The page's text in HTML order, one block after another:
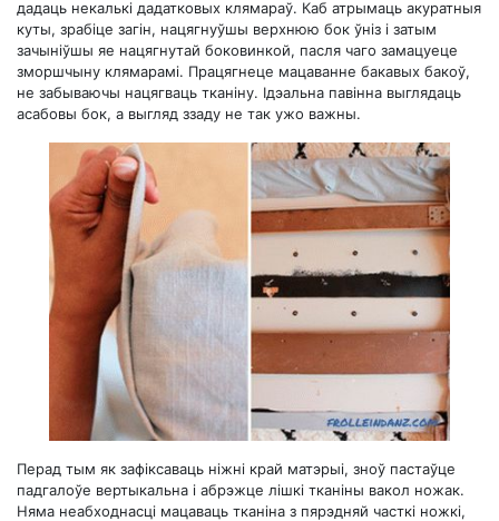
дадаць некалькі дадатковых клямараў. Каб атрымаць акуратныя
куты, зрабіце загін, нацягнуўшы верхнюю бок ўніз і затым
зачыніўшы яе нацягнутай боковинкой, пасля чаго замацуеце
зморшчыну клямарамі. Працягнеце мацаванне бакавых бакоў,
не забываючы нацягваць тканіну. Ідэальна павінна выглядаць
асабовы бок, а выгляд ззаду не так ужо важны.
Перад тым як зафіксаваць ніжні край матэрыі, зноў пастаўце
падгалоўе вертыкальна і абрэжце лішкі тканіны вакол ножак.
Няма неабходнасці мацаваць тканіна з пярэдняй часткі ножкі,